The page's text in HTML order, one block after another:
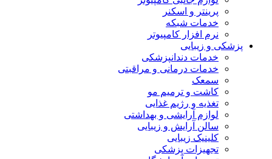
پرینتر و اسکنر
خدمات شبکه
نرم افزار کامپیوتر
پزشکی و زیبایی
خدمات دندانپزشکی
خدمات درمانی و مراقبتی
سمعک
کاشت و ترمیم مو
تغذیه و رژیم غذایی
لوازم آرایشی و بهداشتی
سالن آرایش و زیبایی
کلینیک زیبایی
تجهیزات پزشکی